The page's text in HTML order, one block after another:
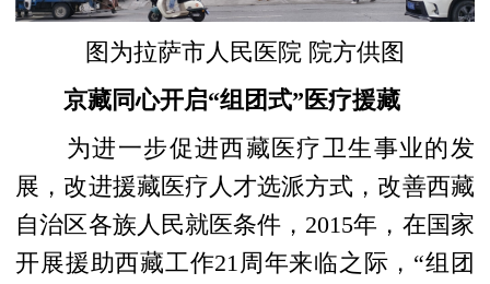
图为拉萨市人民医院 院方供图
京藏同心开启“组团式”医疗援藏
为进一步促进西藏医疗卫生事业的发
展，改进援藏医疗人才选派方式，改善西藏
自治区各族人民就医条件，2015年，在国家
开展援助西藏工作21周年来临之际，“组团